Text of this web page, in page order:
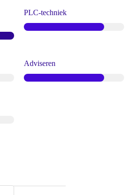
PLC-techniek
Adviseren